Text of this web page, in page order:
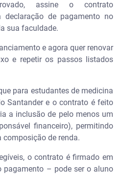
assine o contrato
declaração de pagamento no
sua faculdade.
e agora quer renovar
e repetir os passos listados
para estudantes de medicina
Santander e o contrato é feito
a inclusão de pelo menos um
financeiro), permitindo
de renda.
o contrato é firmado em
pagamento – pode ser o aluno